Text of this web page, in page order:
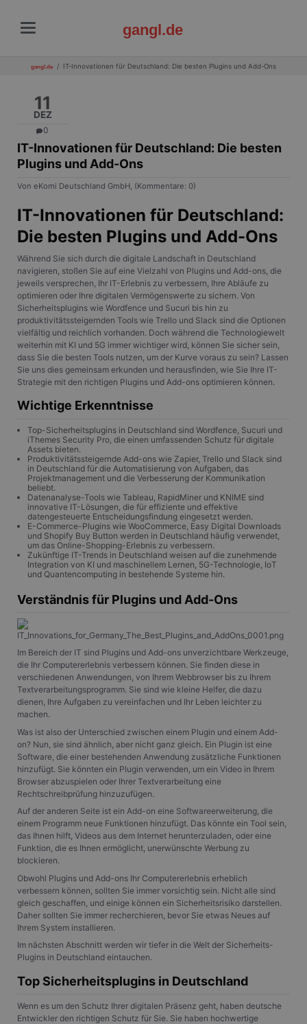
gangl.de
gangl.de IT-Innovationen für Deutschland: Die besten Plugins und Add-Ons
11
DEZ
0
IT-Innovationen für Deutschland: Die besten
Plugins und Add-Ons
Von eKomi Deutschland GmbH, (Kommentare: 0)
IT-Innovationen für Deutschland:
Die besten Plugins und Add-Ons
Während Sie sich durch die digitale Landschaft in Deutschland
navigieren, stoßen Sie auf eine Vielzahl von Plugins und Add-ons, die
jeweils versprechen, Ihr IT-Erlebnis zu verbessern, Ihre Abläufe zu
optimieren oder Ihre digitalen Vermögenswerte zu sichern. Von
Sicherheitsplugins wie Wordfence und Sucuri bis hin zu
produktivitätssteigernden Tools wie Trello und Slack sind die Optionen
vielfältig und reichlich vorhanden. Doch während die Technologiewelt
weiterhin mit KI und 5G immer wichtiger wird, können Sie sicher sein,
dass Sie die besten Tools nutzen, um der Kurve voraus zu sein? Lassen
Sie uns dies gemeinsam erkunden und herausfinden, wie Sie Ihre IT-
Strategie mit den richtigen Plugins und Add-ons optimieren können.
Wichtige Erkenntnisse
Top-Sicherheitsplugins in Deutschland sind Wordfence, Sucuri und
iThemes Security Pro, die einen umfassenden Schutz für digitale
Assets bieten.
Produktivitätssteigernde Add-ons wie Zapier, Trello und Slack sind
in Deutschland für die Automatisierung von Aufgaben, das
Projektmanagement und die Verbesserung der Kommunikation
beliebt.
Datenanalyse-Tools wie Tableau, RapidMiner und KNIME sind
innovative IT-Lösungen, die für effiziente und effektive
datengesteuerte Entscheidungsfindung eingesetzt werden.
E-Commerce-Plugins wie WooCommerce, Easy Digital Downloads
und Shopify Buy Button werden in Deutschland häufig verwendet,
um das Online-Shopping-Erlebnis zu verbessern.
Zukünftige IT-Trends in Deutschland weisen auf die zunehmende
Integration von KI und maschinellem Lernen, 5G-Technologie, IoT
und Quantencomputing in bestehende Systeme hin.
Verständnis für Plugins und Add-Ons
Im Bereich der IT sind Plugins und Add-ons unverzichtbare Werkzeuge,
die Ihr Computererlebnis verbessern können. Sie finden diese in
verschiedenen Anwendungen, von Ihrem Webbrowser bis zu Ihrem
Textverarbeitungsprogramm. Sie sind wie kleine Helfer, die dazu
dienen, Ihre Aufgaben zu vereinfachen und Ihr Leben leichter zu
machen.
Was ist also der Unterschied zwischen einem Plugin und einem Add-
on? Nun, sie sind ähnlich, aber nicht ganz gleich. Ein Plugin ist eine
Software, die einer bestehenden Anwendung zusätzliche Funktionen
hinzufügt. Sie könnten ein Plugin verwenden, um ein Video in Ihrem
Browser abzuspielen oder Ihrer Textverarbeitung eine
Rechtschreibprüfung hinzuzufügen.
Auf der anderen Seite ist ein Add-on eine Softwareerweiterung, die
einem Programm neue Funktionen hinzufügt. Das könnte ein Tool sein,
das Ihnen hilft, Videos aus dem Internet herunterzuladen, oder eine
Funktion, die es Ihnen ermöglicht, unerwünschte Werbung zu
blockieren.
Obwohl Plugins und Add-ons Ihr Computererlebnis erheblich
verbessern können, sollten Sie immer vorsichtig sein. Nicht alle sind
gleich geschaffen, und einige können ein Sicherheitsrisiko darstellen.
Daher sollten Sie immer recherchieren, bevor Sie etwas Neues auf
Ihrem System installieren.
Im nächsten Abschnitt werden wir tiefer in die Welt der Sicherheits-
Plugins in Deutschland eintauchen.
Top Sicherheitsplugins in Deutschland
Wenn es um den Schutz Ihrer digitalen Präsenz geht, haben deutsche
Entwickler den richtigen Schutz für Sie. Sie haben hochwertige